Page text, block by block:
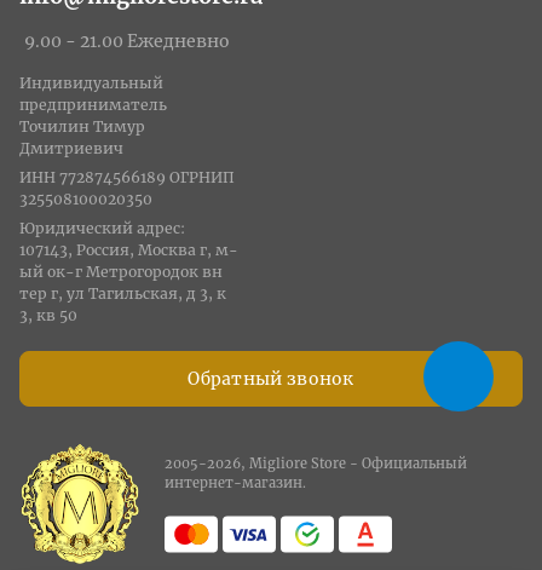
9.00 - 21.00 Ежедневно
Обратный звонок
Индивидуальный
предприниматель
Точилин Тимур
Дмитриевич
ИНН 772874566189 ОГРНИП
325508100020350
Юридический адрес:
107143, Россия, Москва г, м-
ый ок-г Метрогородок вн
тер г, ул Тагильская, д 3, к
3, кв 50
2005-2026, Migliore Store - Официальный
интернет-магазин.